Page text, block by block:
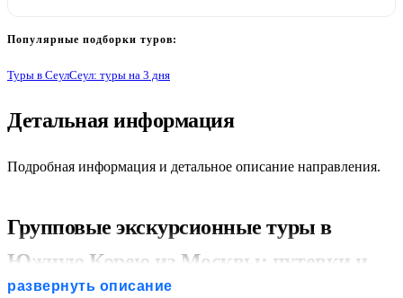
Популярные подборки туров:
Туры в СеулСеул: туры на 3 дня
Детальная информация
Подробная информация и детальное описание направления.
Групповые экскурсионные туры в
Южную Корею из Москвы: путевки и
развернуть описание